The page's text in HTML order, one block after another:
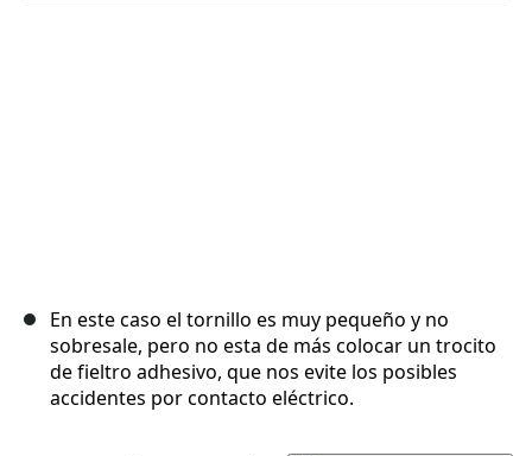
En este caso el tornillo es muy pequeño y no
sobresale, pero no esta de más colocar un trocito
de fieltro adhesivo, que nos evite los posibles
accidentes por contacto eléctrico.